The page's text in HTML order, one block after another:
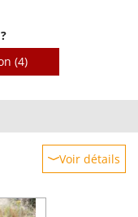
(4)
Voir détails